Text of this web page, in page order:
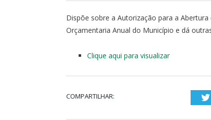
Dispõe sobre a Autorização para a
Orçamentaria Anual do Município e dá
Clique aqui para visualizar
COMPARTILHAR: